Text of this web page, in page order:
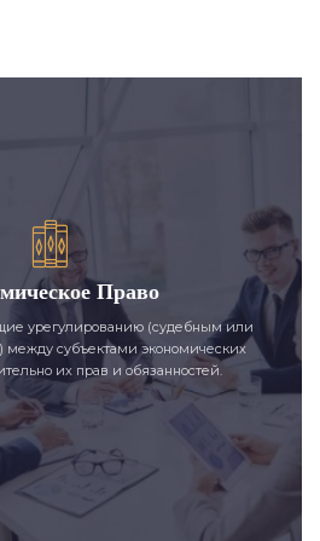
Право
урегулированию (судебным или
между субъектами экономических
их прав и обязанностей.